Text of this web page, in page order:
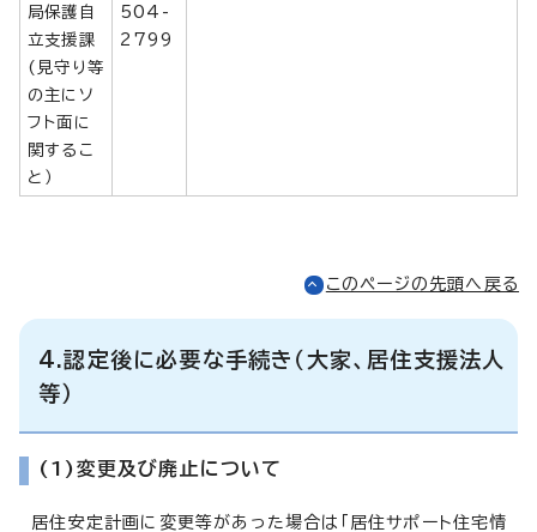
局保護自
立支援課
(見守り等
の主にソ
フト面に
関するこ
と）
504-
2799
このページの先頭へ戻る
4.認定後に必要な手続き（大家、居住支援法人
等）
(1)変更及び廃止について
居住安定計画に変更等があった場合は「居住サポート住宅情